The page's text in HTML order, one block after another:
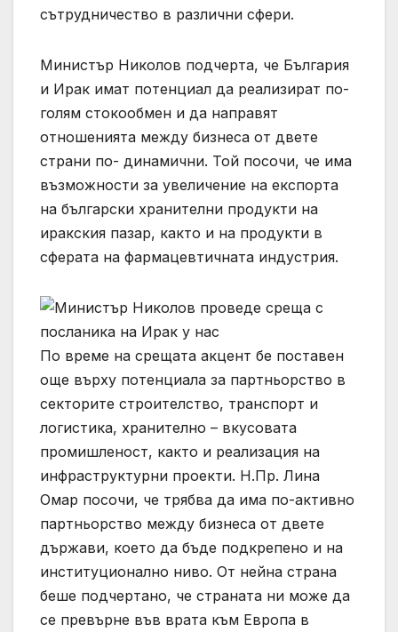
сътрудничество в различни сфери.
Министър Николов подчерта, че България
и Ирак имат потенциал да реализират по-
голям стокообмен и да направят
отношенията между бизнеса от двете
страни по- динамични. Той посочи, че има
възможности за увеличение на експорта
на български хранителни продукти на
иракския пазар, както и на продукти в
сферата на фармацевтичната индустрия.
По време на срещата акцент бе поставен
още върху потенциала за партньорство в
секторите строителство, транспорт и
логистика, хранително – вкусовата
промишленост, както и реализация на
инфраструктурни проекти. Н.Пр. Лина
Омар посочи, че трябва да има по-активно
партньорство между бизнеса от двете
държави, което да бъде подкрепено и на
институционално ниво. От нейна страна
беше подчертано, че страната ни може да
се превърне във врата към Европа в